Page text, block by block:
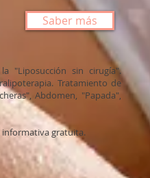
Saber más
"Liposucción sin cirugía".
Tratamiento de
Abdomen, "Papada",
informativa gratuita.